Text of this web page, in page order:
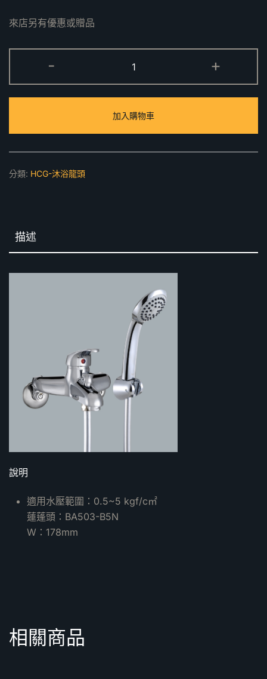
來店另有優惠或贈品
-
沐
浴
頭
數
量
+
加入購物車
分類: HCG-沐浴龍頭
描述
說明
適用水壓範圍：0.5~5 kgf/c㎡
蓮蓬頭：BA503-B5N
W：178mm
相關商品